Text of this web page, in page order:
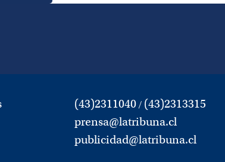
(43)2311040 / (43)2313315
prensa@latribuna.cl
publicidad@latribuna.cl